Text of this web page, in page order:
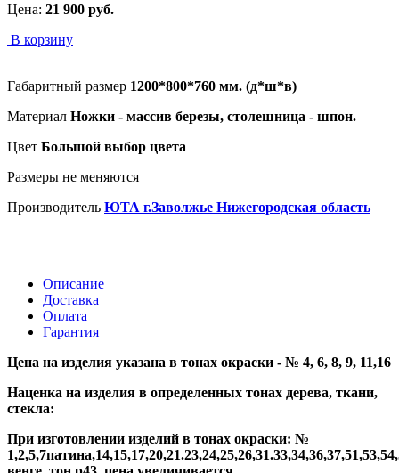
Цена: 21 900 руб.
В корзину
Габаритный размер 1200*800*760 мм. (д*ш*в)
Материал Ножки - массив березы, столешница - шпон.
Цвет Большой выбор цвета
Размеры не меняются
Производитель ЮТА г.Заволжье Нижегородская область
Описание
Доставка
Оплата
Гарантия
Цена на изделия указана в тонах окраски - № 4, 6, 8, 9, 11,16
Наценка на изделия в определенных тонах дерева, ткани,
стекла:
При изготовлении изделий в тонах окраски: №